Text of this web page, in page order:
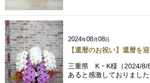
2024年08月08日
【還暦のお祝い】還暦を
三重県 K・K様（2024/8/
あると感激しておりました